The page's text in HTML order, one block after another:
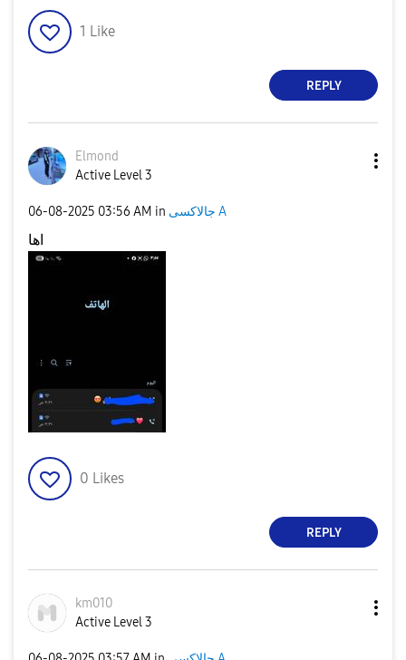
1 Like
REPLY
Elmond
Active Level 3
‎06-08-2025 03:56 AM in جالاكسى A
اها
0 Likes
REPLY
km010
Active Level 3